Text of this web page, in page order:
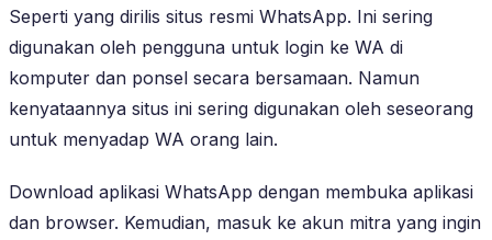
Seperti yang dirilis situs resmi WhatsApp. Ini sering
digunakan oleh pengguna untuk login ke WA di
komputer dan ponsel secara bersamaan. Namun
kenyataannya situs ini sering digunakan oleh seseorang
untuk menyadap WA orang lain.
Download aplikasi WhatsApp dengan membuka aplikasi
dan browser. Kemudian, masuk ke akun mitra yang ingin